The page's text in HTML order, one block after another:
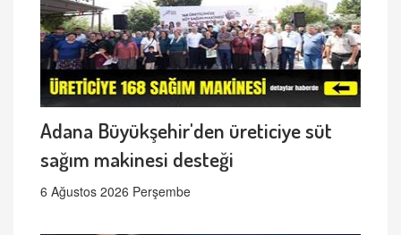
Adana Büyükşehir'den üreticiye süt
sağım makinesi desteği
6 Ağustos 2026 Perşembe